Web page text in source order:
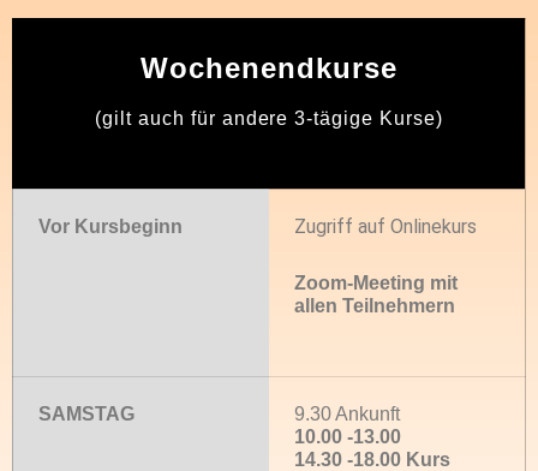
Wochenendkurse
(gilt auch für andere 3-tägige Kurse)
Vor Kursbeginn Zugriff auf Onlinekurs
Zoom-Meeting mit
allen Teilnehmern
SAMSTAG
9.30 Ankunft
10.00 -13.00
14.30 -18.00 Kurs